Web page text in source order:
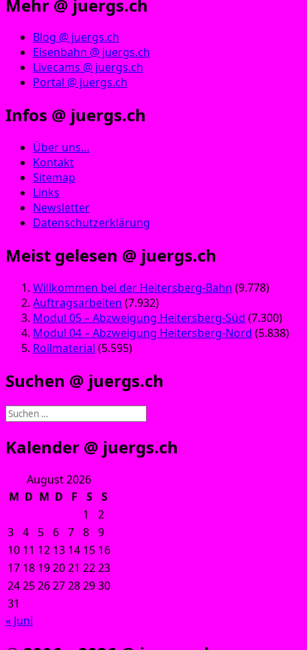
Mehr @ juergs.ch
Blog @ juergs.ch
Eisenbahn @ juergs.ch
Livecams @ juergs.ch
Portal @ juergs.ch
Infos @ juergs.ch
Über uns…
Kontakt
Sitemap
Links
Newsletter
Datenschutzerklärung
Meist gelesen @ juergs.ch
Willkommen bei der Heitersberg-Bahn (9.778)
Auftragsarbeiten (7.932)
Modul 05 – Abzweigung Heitersberg-Süd (7.300)
Modul 04 – Abzweigung Heitersberg-Nord (5.838)
Rollmaterial (5.595)
Suchen @ juergs.ch
Suchen
Kalender @ juergs.ch
August 2026
M D M D F S
S
1
2
3 4 5 6 7 8 9
10 11 12 13 14 15 16
17 18 192021 2223
24252627282930
31
« Juni